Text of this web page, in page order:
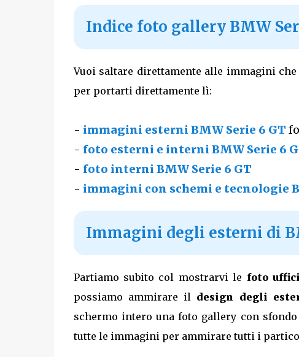
Indice foto gallery BMW
Vuoi saltare direttamente alle immagini
per portarti direttamente lì:
- immagini esterni BMW Serie 6 GT
- foto esterni e interni BMW Serie 6
- foto interni BMW Serie 6 GT
- immagini con schemi e tecnologie
Immagini degli esterni di
Partiamo subito col mostrarvi le foto
possiamo ammirare il design degli
schermo intero una foto gallery con
tutte le immagini per ammirare tutti i